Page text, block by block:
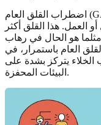
اضطراب القلق العام (GAD) يتميز بالقلق المستمر والمفرط بشأن
العمل. هذا القلق أكثر
هو الحال في رهاب
العام باستمرار، في
يتركز بشدة على
البيئات المحفزة.